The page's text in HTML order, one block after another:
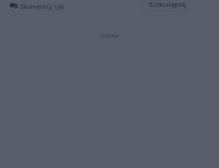
Skomentuj 136 Udostępnij
reklama